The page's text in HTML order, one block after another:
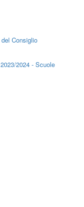
Consiglio
2024 - Scuole